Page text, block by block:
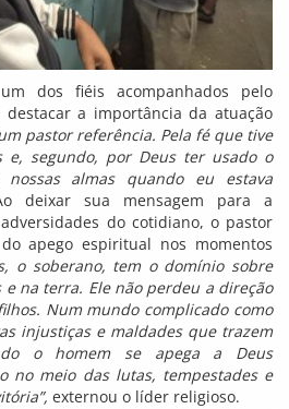
dos fiéis acompanhados pelo
a importância da atuação
um pastor referência. Pela fé que tive
e, segundo, por Deus ter usado o
almas quando eu estava
deixar sua mensagem para a
do cotidiano, o pastor
apego espiritual nos momentos
o soberano, tem o domínio sobre
e na terra. Ele não perdeu a direção
Num mundo complicado como
injustiças e maldades que trazem
o homem se apega a Deus
no meio das lutas, tempestades e
externou o líder religioso.